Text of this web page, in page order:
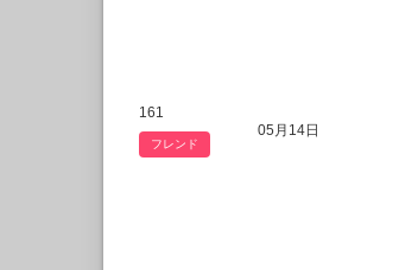
161
フレンド
05月14日